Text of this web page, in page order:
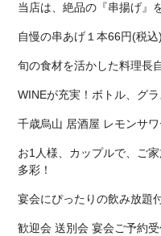
当店は、絶品の『串揚げ』
自慢の串あげ１本66円(税
旬の食材を活かした料理長
WINEが充実！ボトル、グ
千歳烏山 居酒屋 レモンサ
お1人様、カップルで、ご
多彩！
宴会にぴったりの飲み放題
歓迎会 送別会 宴会ご予約受